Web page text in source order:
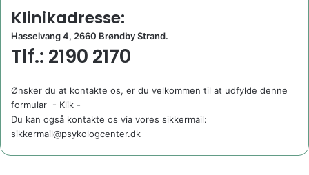
Klinikadresse:
Hasselvang 4, 2660 Brøndby Strand.
Tlf.: 2190 2170
Ønsker du at kontakte os, er du velkommen til at udfylde denne
formular - Klik -
Du kan også kontakte os via vores sikkermail:
sikkermail@psykologcenter.dk